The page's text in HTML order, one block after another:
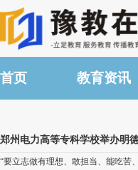
首页 教育资讯
“要立志做有理想、敢担当、能吃苦